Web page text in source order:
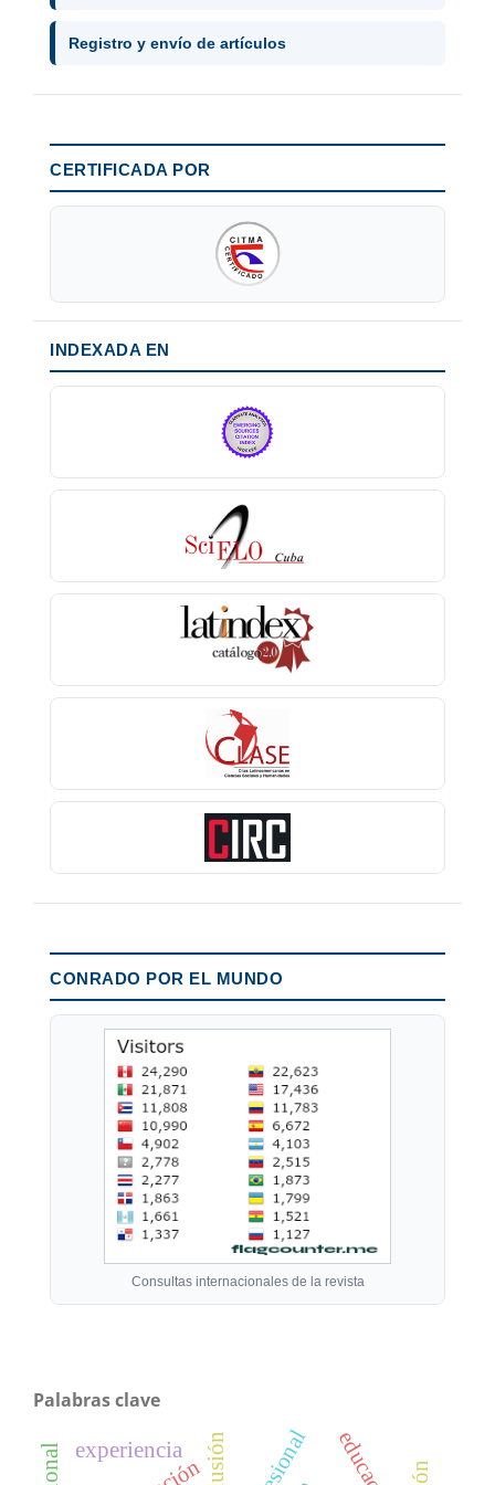
Registro y envío de artículos
CERTIFICADA POR
INDEXADA EN
CONRADO POR EL MUNDO
Consultas internacionales de la revista
Palabras clave
experiencia